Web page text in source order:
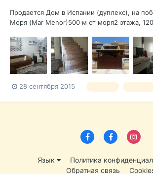
Продается Дом в Испании (дуплекс), на
Моря (Mar Menor)500 м от моря2 этажа,
фирменной сантехникойКухня с большим
натурального дерева, полностью
холодильник, плита, духовка, стиральная
28 сентября 2015
Язык
Политика
Обратная связь